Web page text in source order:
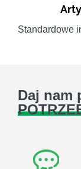
Standardowe
Daj nam